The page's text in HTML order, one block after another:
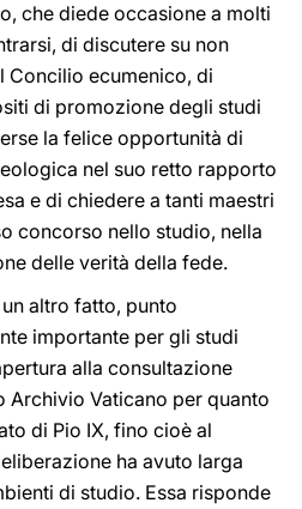
che diede occasione a molti
di discutere su non
Concilio ecumenico, di
di promozione degli studi
la felice opportunità di
nel suo retto rapporto
e di chiedere a tanti maestri
concorso nello studio, nella
delle verità della fede.
altro fatto, punto
importante per gli studi
alla consultazione
Archivio Vaticano per quanto
di Pio IX, fino cioè al
ha avuto larga
di studio. Essa risponde